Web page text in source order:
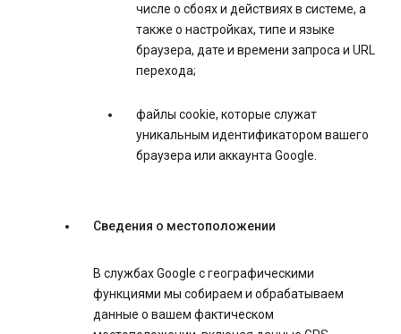
числе о сбоях и действиях в системе, а
также о настройках, типе и языке
браузера, дате и времени запроса и URL
перехода;
файлы cookie, которые служат
уникальным идентификатором вашего
браузера или аккаунта Google.
Сведения о местоположении
В службах Google с географическими
функциями мы собираем и обрабатываем
данные о вашем фактическом